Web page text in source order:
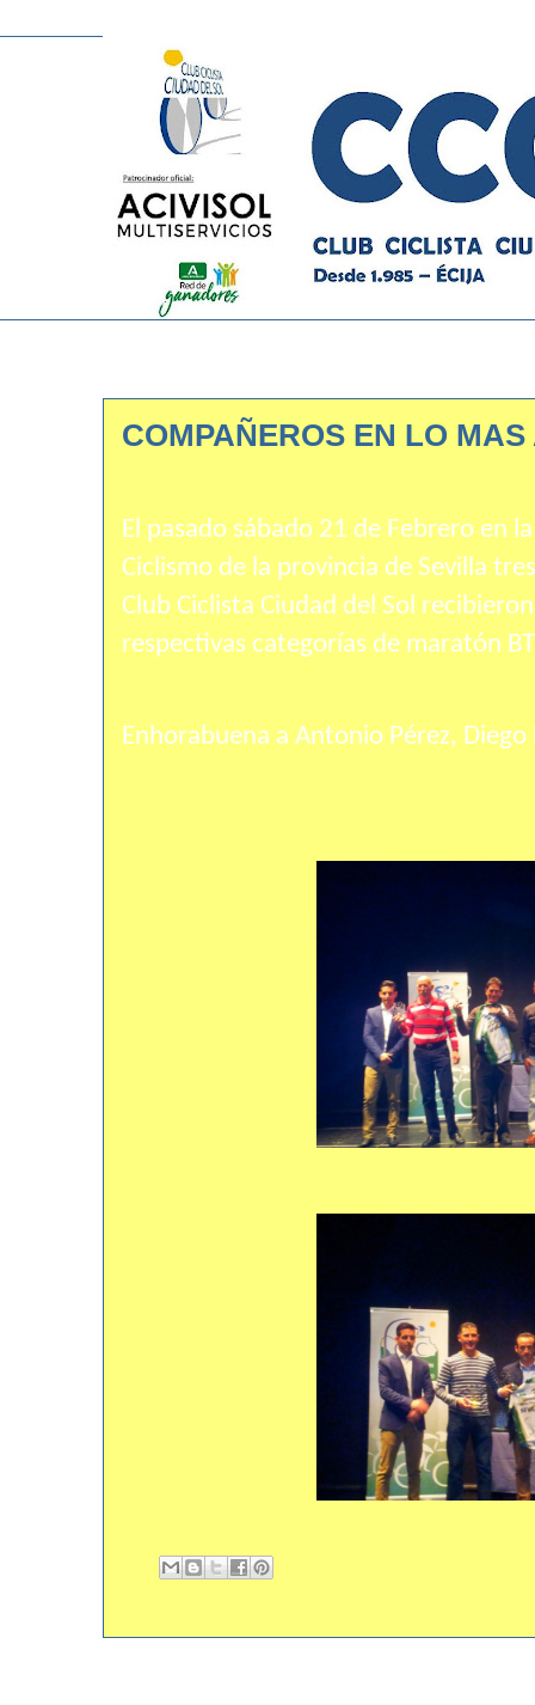
COMPAÑEROS EN LO MAS
El pasado sábado 21 de Febrero en
Ciclismo de la provincia de Sevilla
Club Ciclista Ciudad del Sol
respectivas categorías de maratón
Enhorabuena a Antonio Pérez,